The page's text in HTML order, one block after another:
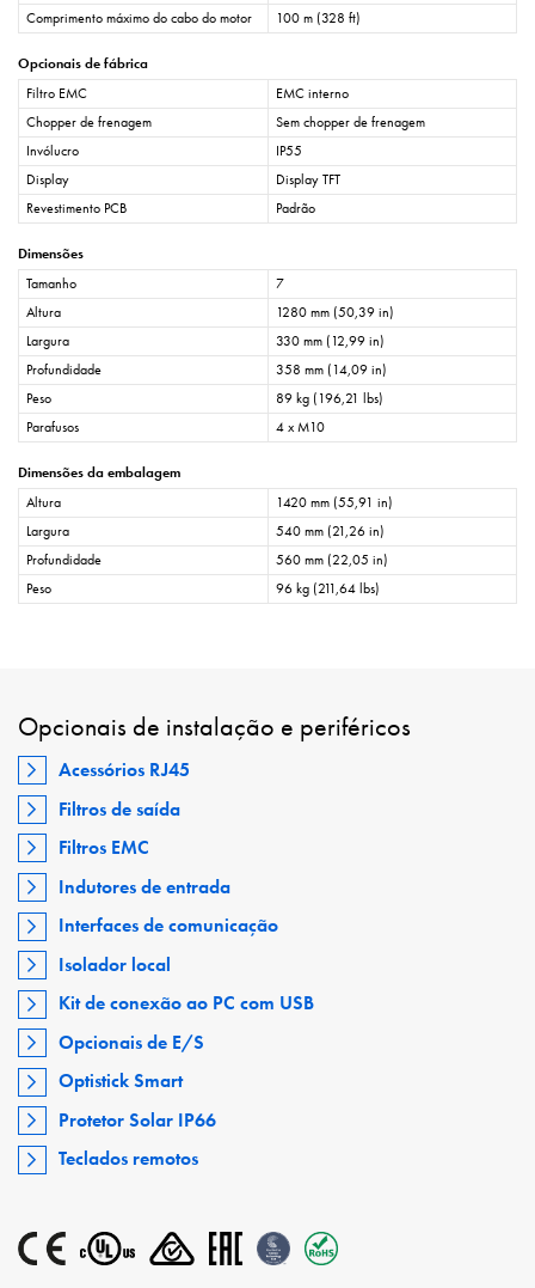
Comprimento máximo do cabo do motor
100 m (328 ft)
Opcionais de fábrica
Filtro EMC
EMC interno
Chopper de frenagem
Sem chopper de frenagem
Invólucro
IP55
Display
Display TFT
Revestimento PCB
Padrão
Dimensões
Tamanho
7
Altura
1280 mm (50,39 in)
Largura
330 mm (12,99 in)
Profundidade
358 mm (14,09 in)
Peso
89 kg (196,21 lbs)
Parafusos
4 x M10
Dimensões da embalagem
Altura
1420 mm (55,91 in)
Largura
540 mm (21,26 in)
Profundidade
560 mm (22,05 in)
Peso
96 kg (211,64 lbs)
Opcionais de instalação e periféricos
Acessórios RJ45
Filtros de saída
Filtros EMC
Indutores de entrada
Interfaces de comunicação
Isolador local
Kit de conexão ao PC com USB
Opcionais de E/S
Optistick Smart
Protetor Solar IP66
Teclados remotos